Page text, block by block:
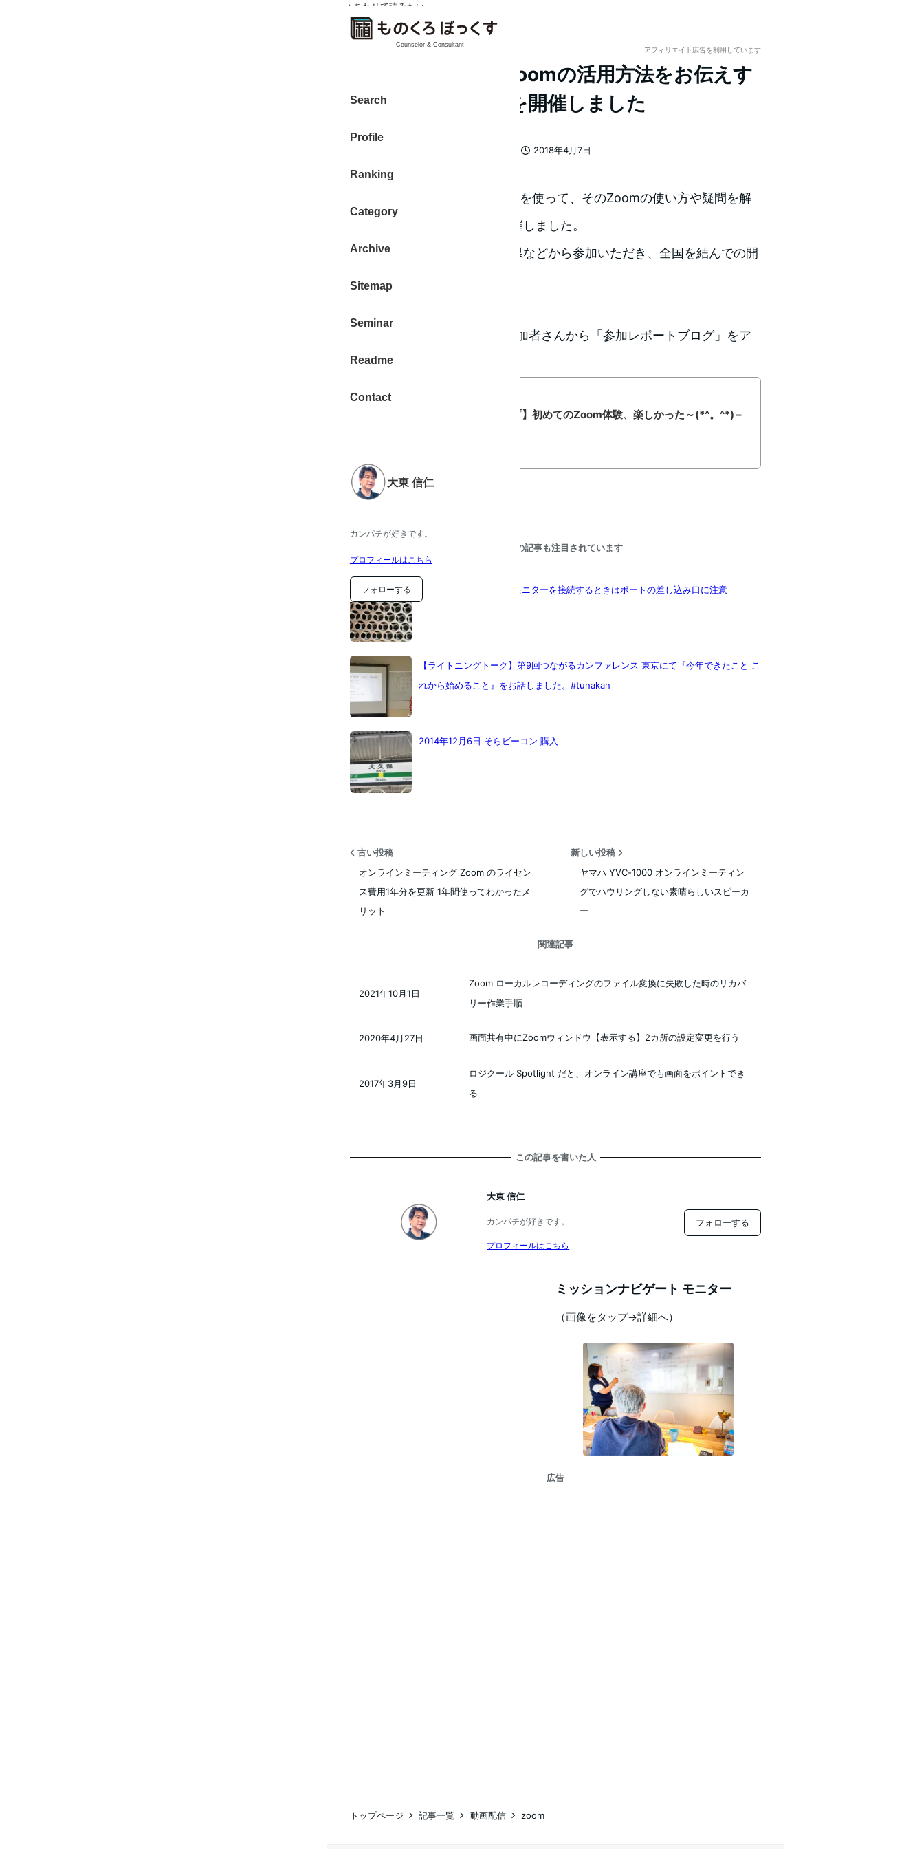
Counselor & Consultant
Search
Profile
Ranking
Category
Archive
Sitemap
Seminar
Readme
Contact
大東 信仁
カンパチが好きです。
プロフィールはこちら
フォローする
アフィリエイト広告を利用しています
Zoomを使って、Zoomの活用方法をお伝えす
るオンライン講座を開催しました
2018年4月7日
者
オンライン会議システムZoomを使って、そのZoomの使い方や疑問を解
決する講座をオンラインで開催しました。
石川県や静岡県、四国・徳島県などから参加いただき、全国を結んでの開
催でした。
講座終了後、1時間後には、参加者さんから「参加レポートブログ」をア
ップいただきました。
✓ あわせて読みたい
【ものくろキャンプ】初めてのZoom体験、楽しかった～(*^。^*) –
ありがとうございます。
こちらの記事も注目されています
MacPro 2019 ディアルモニターを接続するときはポートの差し込み口に注意
【ライトニングトーク】第9回つながるカンファレンス 東京にて『今年できたこと こ
れから始めること』をお話しました。#tunakan
2014年12月6日 そらビーコン 購入
古い投稿
オンラインミーティング Zoom のライセン
ス費用1年分を更新 1年間使ってわかったメ
リット
新しい投稿
ヤマハ YVC-1000 オンラインミーティン
グでハウリングしない素晴らしいスピーカ
ー
関連記事
Zoom ローカルレコーディングのファイル変換に失敗した時のリカバ
リー作業手順
2021年10月1日
画面共有中にZoomウィンドウ【表示する】2カ所の設定変更を行う
2020年4月27日
ロジクール Spotlight だと、オンライン講座でも画面をポイントでき
る
2017年3月9日
この記事を書いた人
大東 信仁
カンパチが好きです。
プロフィールはこちら
フォローする
ミッションナビゲート モニター
（画像をタップ→詳細へ）
広告
トップページ 記事一覧 動画配信 zoom